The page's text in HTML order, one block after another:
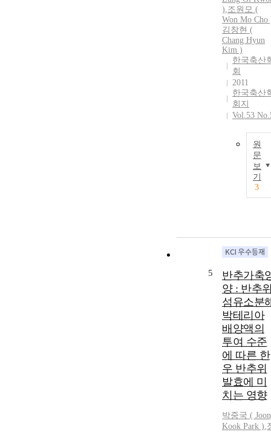
),조원모 (
Won Mo Cho
김창현 (
Chang Hyun
Kim )
한국축산
회
2011
한국축산
회지
Vol.53
원
문
보
기
3
5
반추가축
양 : 반추
섬유소분
박테리아
배양액의
투여 수준
에 따른 한
우 반추위
발효에 미
치는 영향
박중국 (
Kook Park ),